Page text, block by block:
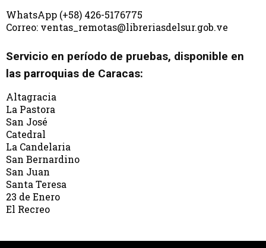
WhatsApp (+58) 426-5176775
Correo: ventas_remotas@libreriasdelsur.gob.ve
Servicio en período de pruebas, disponible en
las parroquias de Caracas:
Altagracia
La Pastora
San José
Catedral
La Candelaria
San Bernardino
San Juan
Santa Teresa
23 de Enero
El Recreo